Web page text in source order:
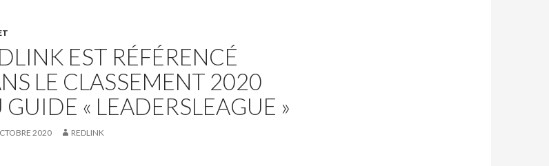
EST RÉFÉRENCÉ
LE CLASSEMENT 2020
GUIDE « LEADERSLEAGUE »
2020 REDLINK